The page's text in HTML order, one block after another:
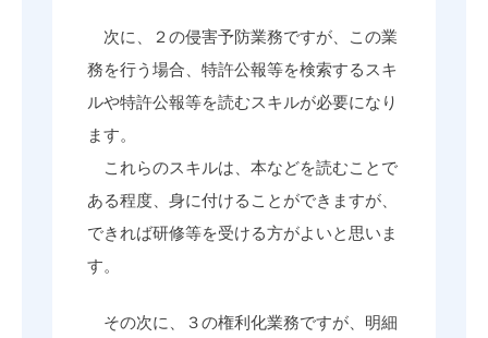
次に、２の侵害予防業務ですが、この業
務を行う場合、特許公報等を検索するスキ
ルや特許公報等を読むスキルが必要になり
ます。
これらのスキルは、本などを読むことで
ある程度、身に付けることができますが、
できれば研修等を受ける方がよいと思いま
す。
その次に、３の権利化業務ですが、明細